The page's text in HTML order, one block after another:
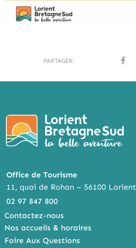
PARTAGER:
BOO
Office de Tourisme
11, quai de Rohan – 56100 Lorient
02 97 847 800
Contactez-nous
Nos accueils & horaires
Foire Aux Questions